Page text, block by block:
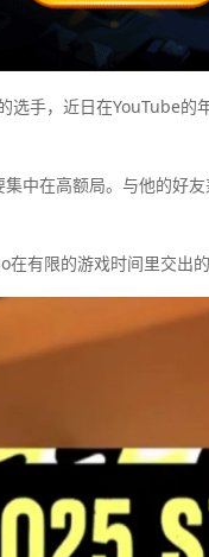
手，近日在YouTube的
中在高额局。与他的好
有限的游戏时间里交出的